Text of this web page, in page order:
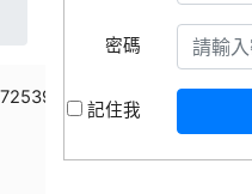
密碼
記住我